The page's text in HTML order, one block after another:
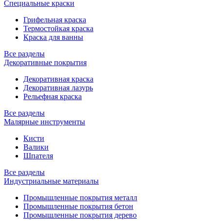
Специальные краски
Грифельная краска
Термостойкая краска
Краска для ванны
Все разделы
Декоративные покрытия
Декоративная краска
Декоративная лазурь
Рельефная краска
Все разделы
Малярные инструменты
Кисти
Валики
Шпателя
Все разделы
Индустриальные материалы
Промышленные покрытия металл
Промышленные покрытия бетон
Промышленные покрытия дерево